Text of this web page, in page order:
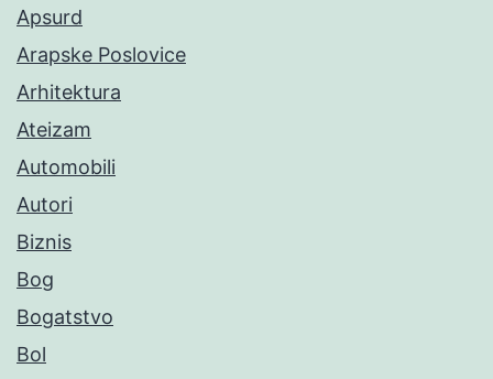
Apsurd
Arapske Poslovice
Arhitektura
Ateizam
Automobili
Autori
Biznis
Bog
Bogatstvo
Bol